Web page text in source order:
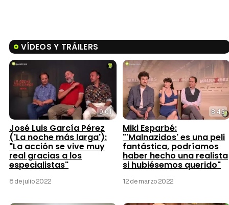
VÍDEOS Y TRÁILERS
9:01
José Luis García Pérez
('La noche más larga'):
"La acción se vive muy
real gracias a los
especialistas"
8 de julio 2022
8:43
Miki Esparbé:
"'Malnazidos' es una peli
fantástica, podríamos
haber hecho una realista
si hubiésemos querido"
12 de marzo 2022